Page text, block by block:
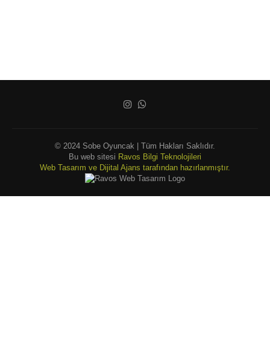
© 2024 Sobe Oyuncak | Tüm Hakları Saklıdır.
Bu web sitesi Ravos Bilgi Teknolojileri
Web Tasarım ve Dijital Ajans tarafından hazırlanmıştır.